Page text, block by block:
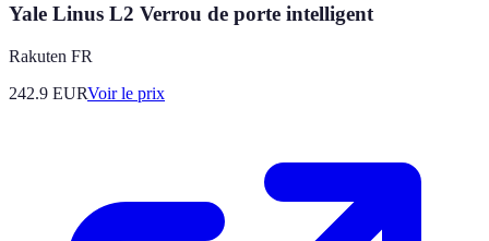
Yale Linus L2 Verrou de porte intelligent
Rakuten FR
242.9 EURVoir le prix